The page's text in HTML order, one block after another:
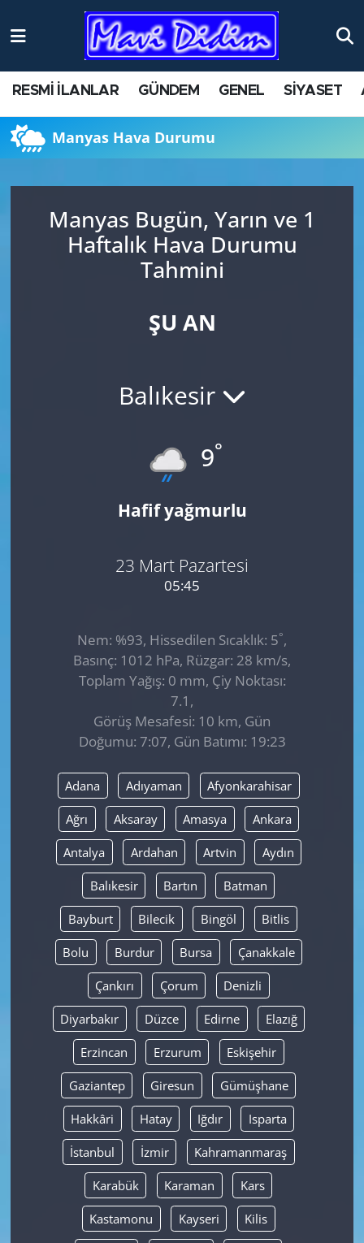
RESMİ İLANLAR GÜNDEM GENEL SİYASET
Manyas Hava Durumu
Manyas Bugün, Yarın ve 1
Haftalık Hava Durumu
Tahmini
ŞU AN
Balıkesir
9°
Hafif yağmurlu
23 Mart Pazartesi
05:45
Nem: %93, Hissedilen Sıcaklık: 5°,
Basınç: 1012 hPa, Rüzgar: 28 km/s,
Toplam Yağış: 0 mm, Çiy Noktası:
7.1,
Görüş Mesafesi: 10 km, Gün
Doğumu: 7:07, Gün Batımı: 19:23
Adana Adıyaman Afyonkarahisar
Ağrı Aksaray Amasya Ankara
Antalya Ardahan Artvin Aydın
Balıkesir Bartın Batman
Bayburt Bilecik Bingöl Bitlis
Bolu Burdur Bursa Çanakkale
Çankırı Çorum Denizli
Diyarbakır Düzce Edirne Elazığ
Erzincan Erzurum Eskişehir
Gaziantep Giresun Gümüşhane
Hakkâri Hatay Iğdır Isparta
İstanbul İzmir Kahramanmaraş
Karabük Karaman Kars
Kastamonu Kayseri Kilis
ANTİK YERLER
AYDIN
BİLİM VE TEKNOLOJİ
ÇEVRE
KÜLTÜR SANAT
SAĞLIK
SİYASET
Nöbetçi Eczaneler
Namaz Vakitleri
Trafik Durumu
Süper Lig Puan Durumu ve Fikstür
Tüm Manşetler